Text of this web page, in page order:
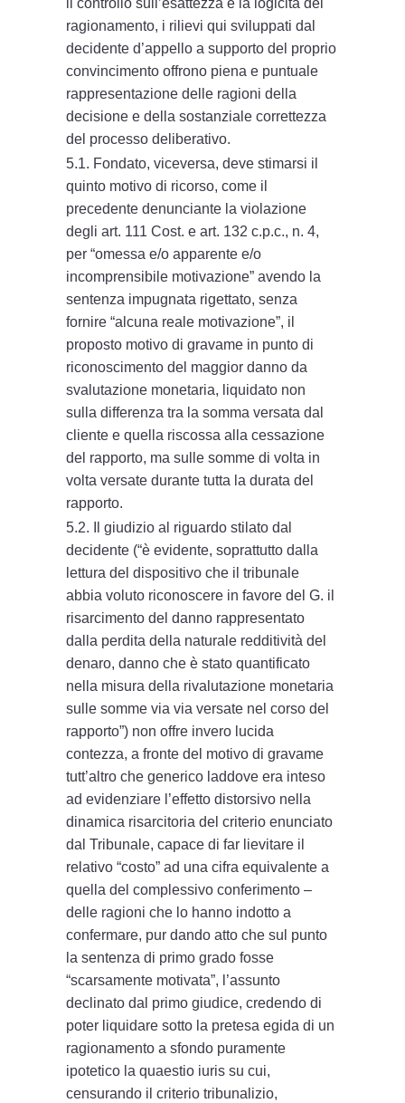
il controllo sull’esattezza e la logicità del
ragionamento, i rilievi qui sviluppati dal
decidente d’appello a supporto del proprio
convincimento offrono piena e puntuale
rappresentazione delle ragioni della
decisione e della sostanziale correttezza
del processo deliberativo.
5.1. Fondato, viceversa, deve stimarsi il
quinto motivo di ricorso, come il
precedente denunciante la violazione
degli art. 111 Cost. e art. 132 c.p.c., n. 4,
per “omessa e/o apparente e/o
incomprensibile motivazione” avendo la
sentenza impugnata rigettato, senza
fornire “alcuna reale motivazione”, il
proposto motivo di gravame in punto di
riconoscimento del maggior danno da
svalutazione monetaria, liquidato non
sulla differenza tra la somma versata dal
cliente e quella riscossa alla cessazione
del rapporto, ma sulle somme di volta in
volta versate durante tutta la durata del
rapporto.
5.2. Il giudizio al riguardo stilato dal
decidente (“è evidente, soprattutto dalla
lettura del dispositivo che il tribunale
abbia voluto riconoscere in favore del G. il
risarcimento del danno rappresentato
dalla perdita della naturale redditività del
denaro, danno che è stato quantificato
nella misura della rivalutazione monetaria
sulle somme via via versate nel corso del
rapporto”) non offre invero lucida
contezza, a fronte del motivo di gravame
tutt’altro che generico laddove era inteso
ad evidenziare l’effetto distorsivo nella
dinamica risarcitoria del criterio enunciato
dal Tribunale, capace di far lievitare il
relativo “costo” ad una cifra equivalente a
quella del complessivo conferimento –
delle ragioni che lo hanno indotto a
confermare, pur dando atto che sul punto
la sentenza di primo grado fosse
“scarsamente motivata”, l’assunto
declinato dal primo giudice, credendo di
poter liquidare sotto la pretesa egida di un
ragionamento a sfondo puramente
ipotetico la quaestio iuris su cui,
censurando il criterio tribunalizio,